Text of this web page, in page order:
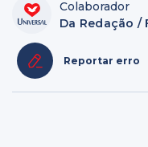
Colaborador
Da Redação /
Reportar erro